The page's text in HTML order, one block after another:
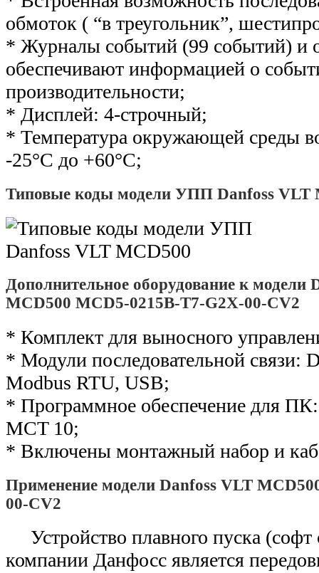
обмоток ( “в треугольник”,
* Журналы событий (99 событий) и
обеспечивают информацией о
производительности;
* Дисплей: 4-строчный;
* Температура окружающей среды
-25°С до +60°С;
Типовые коды модели УПП Danfoss VLT
Дополнительное оборудование к модели
MCD500 MCD5-0215B-T7-G2X-00-CV2
* Комплект для выносного
* Модули последовательной связи:
Modbus RTU, USB;
* Программное обеспечение для
MCT 10;
* Включены монтажный набор и
Применение модели Danfoss VLT
00-CV2
Устройство плавного пуска (софт
компании Данфосс является